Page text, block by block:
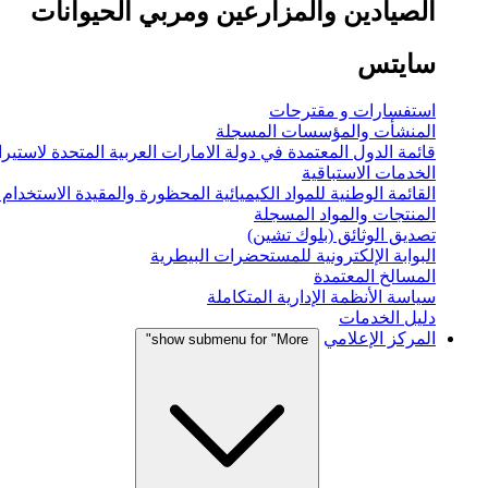
الصيادين والمزارعين ومربي الحيوانات
سايتس
استفسارات و مقترحات
المنشأت والمؤسسات المسجلة
قائمة الدول المعتمدة في دولة الامارات العربية المتحدة
الخدمات الاستباقية
القائمة الوطنية للمواد الكيميائية المحظورة والمقيدة
المنتجات والمواد المسجلة
تصديق الوثائق (بلوك تشين)
البوابة الإلكترونية للمستحضرات البيطرية
المسالخ المعتمدة
سياسة الأنظمة الإدارية المتكاملة
دليل الخدمات
المركز الإعلامي
show submenu for "More"